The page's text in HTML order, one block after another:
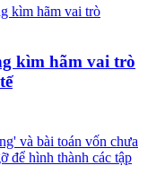
kìm hãm vai trò
và bài toán vốn chưa
để hình thành các tập